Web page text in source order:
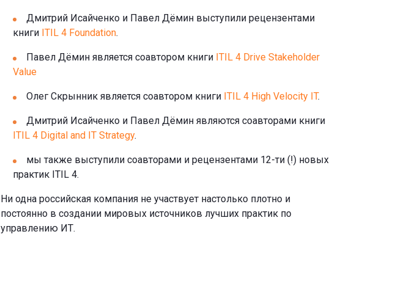
Дмитрий Исайченко и Павел Дёмин выступили рецензентами
книги ITIL 4 Foundation.
Павел Дёмин является соавтором книги ITIL 4 Drive Stakeholder
Value
Олег Скрынник является соавтором книги ITIL 4 High Velocity IT.
Дмитрий Исайченко и Павел Дёмин являются соавторами книги
ITIL 4 Digital and IT Strategy.
мы также выступили соавторами и рецензентами 12-ти (!) новых
практик ITIL 4.
Ни одна российская компания не участвует настолько плотно и
постоянно в создании мировых источников лучших практик по
управлению ИТ.